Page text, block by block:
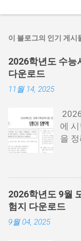
이 블로그의 인기 게시
2026학년도 수능
다운로드
11월 14, 2025
에
을
행
에
지
드
어져
2026학년도 9월
험지 다운로드
9월 04, 2025